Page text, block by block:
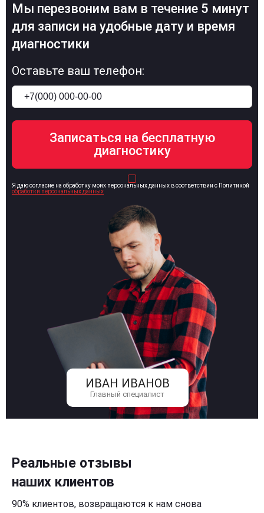
ИВАН ИВАНОВ
Главный специалист
Мы перезвоним вам в течение 5 минут
для записи на удобные дату и время
диагностики
Оставьте ваш телефон:
Я даю согласие на обработку моих персональных данных в соответствии с Политикой
обработки персональных данных
Реальные отзывы
наших клиентов
90% клиентов, возвращаются к нам снова